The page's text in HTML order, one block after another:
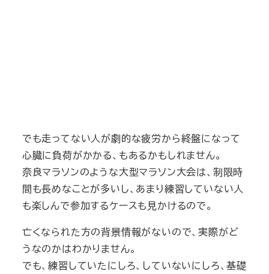
でも走ってない人が劇的な疲労から終盤になって
心臓に負荷がかかる、もあるかもしれません。
奈良マラソンのような大型マラソン大会は、制限時
間も長めなことが多いし、あまり練習していない人
も楽しんで参加するケースも見かけるので。
亡くなられた方の背景情報がないので、実際がど
うなのかはわかりません。
でも、練習していたにしろ、していないにしろ、基礎